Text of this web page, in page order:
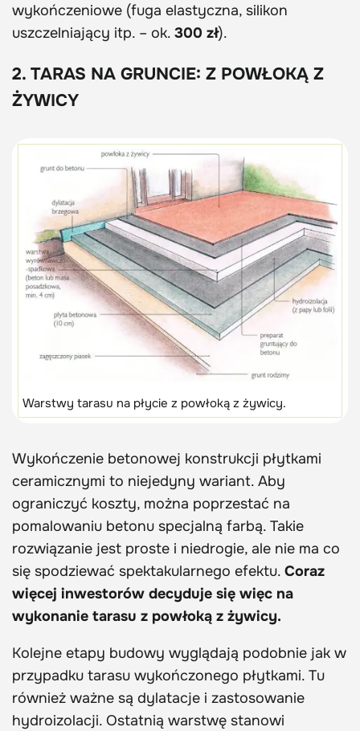
wykończeniowe (fuga elastyczna, silikon
uszczelniający itp. – ok. 300 zł).
2. TARAS NA GRUNCIE: Z POWŁOKĄ Z
ŻYWICY
Warstwy tarasu na płycie z powłoką z żywicy.
Wykończenie betonowej konstrukcji płytkami
ceramicznymi to niejedyny wariant. Aby
ograniczyć koszty, można poprzestać na
pomalowaniu betonu specjalną farbą. Takie
rozwiązanie jest proste i niedrogie, ale nie ma co
się spodziewać spektakularnego efektu. Coraz
więcej inwestorów decyduje się więc na
wykonanie tarasu z powłoką z żywicy.
Kolejne etapy budowy wyglądają podobnie jak w
przypadku tarasu wykończonego płytkami. Tu
również ważne są dylatacje i zastosowanie
hydroizolacji. Ostatnią warstwę stanowi